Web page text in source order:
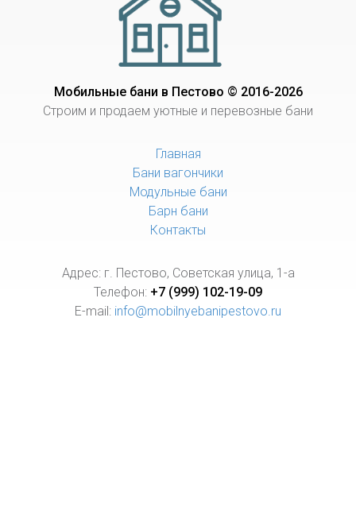
Мобильные бани в Пестово © 2016-2026
Строим и продаем уютные и перевозные бани
Главная
Бани вагончики
Модульные бани
Барн бани
Контакты
Адрес: г. Пестово, Советская улица, 1-а
Телефон: +7 (999) 102-19-09
E-mail: info@mobilnyebanipestovo.ru